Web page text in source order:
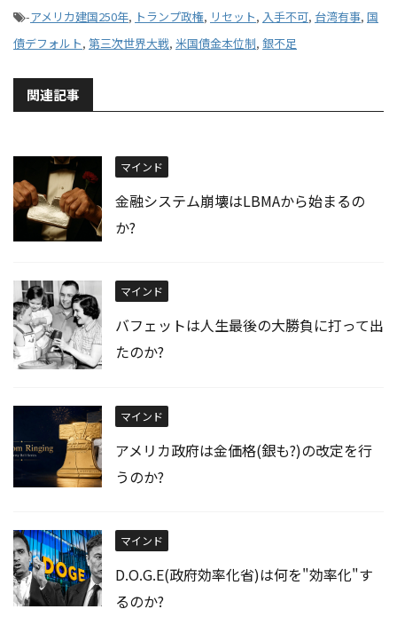
-アメリカ建国250年, トランプ政権, リセット, 入手不可, 台湾有事, 国
債デフォルト, 第三次世界大戦, 米国債金本位制, 銀不足
関連記事
マインド
金融システム崩壊はLBMAから始まるの
か?
マインド
バフェットは人生最後の大勝負に打って出
たのか?
マインド
アメリカ政府は金価格(銀も?)の改定を行
うのか?
マインド
D.O.G.E(政府効率化省)は何を"効率化"す
るのか?